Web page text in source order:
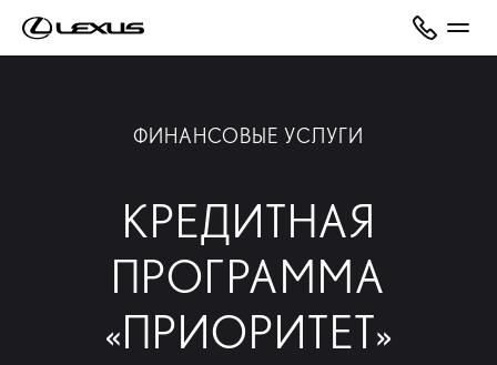
ФИНАНСОВЫЕ УСЛУГИ
КРЕДИТНАЯ
ПРОГРАММА
«ПРИОРИТЕТ»